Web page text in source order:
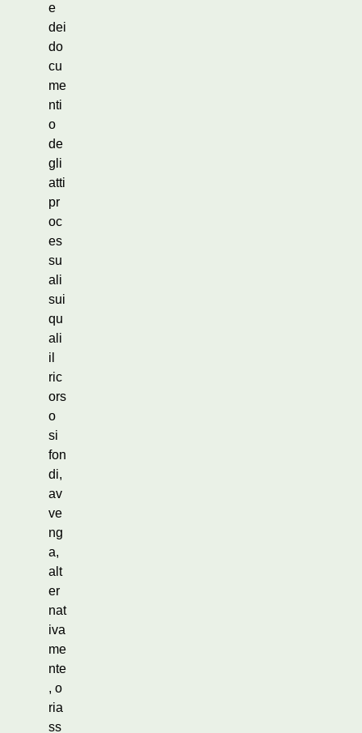
e
dei
do
cu
me
nti
o
de
gli
atti
pr
oc
es
su
ali
sui
qu
ali
il
ric
ors
o
si
fon
di,
av
ve
ng
a,
alt
er
nat
iva
me
nte
, o
ria
ss